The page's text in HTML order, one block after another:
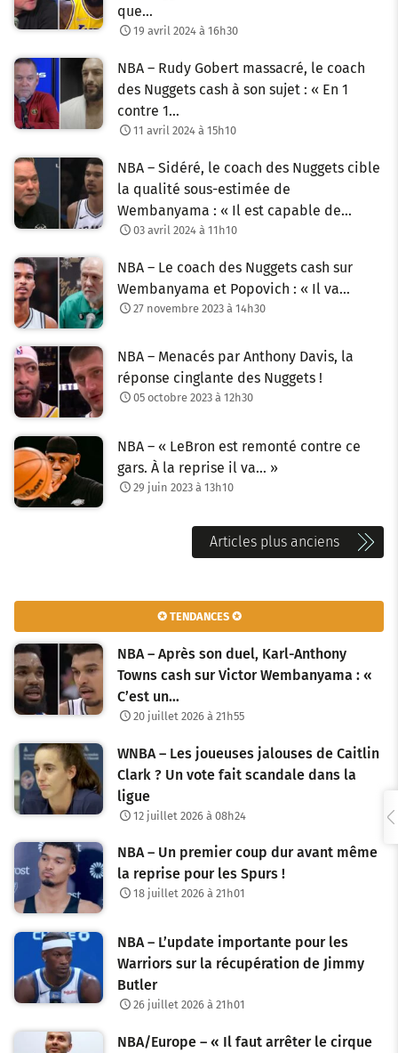
que…
19 avril 2024 à 16h30
NBA – Rudy Gobert massacré, le coach
des Nuggets cash à son sujet : « En 1
contre 1…
11 avril 2024 à 15h10
NBA – Sidéré, le coach des Nuggets cible
la qualité sous-estimée de
Wembanyama : « Il est capable de…
03 avril 2024 à 11h10
NBA – Le coach des Nuggets cash sur
Wembanyama et Popovich : « Il va…
27 novembre 2023 à 14h30
NBA – Menacés par Anthony Davis, la
réponse cinglante des Nuggets !
05 octobre 2023 à 12h30
NBA – « LeBron est remonté contre ce
gars. À la reprise il va… »
29 juin 2023 à 13h10
v
i
g
a
i
o
d
e
s
r
Articles plus anciens
✪ TENDANCES ✪
NBA – Après son duel, Karl-Anthony
Towns cash sur Victor Wembanyama : «
C’est un…
20 juillet 2026 à 21h55
WNBA – Les joueuses jalouses de Caitlin
Clark ? Un vote fait scandale dans la
ligue
12 juillet 2026 à 08h24
NBA – Un premier coup dur avant même
la reprise pour les Spurs !
18 juillet 2026 à 21h01
NBA – L’update importante pour les
Warriors sur la récupération de Jimmy
Butler
26 juillet 2026 à 21h01
NBA/Europe – « Il faut arrêter le cirque